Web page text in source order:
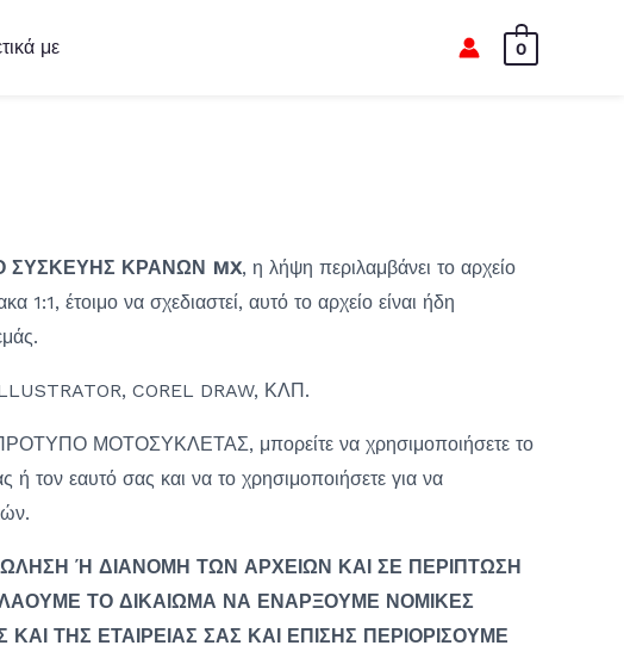
με 0
ΣΥΣΚΕΥΗΣ ΚΡΑΝΩΝ MX, η λήψη περιλαμβάνει το αρχείο
1:1, έτοιμο να σχεδιαστεί, αυτό το αρχείο είναι ήδη
COREL DRAW, ΚΛΠ.
ΠΡΟΤΥΠΟ ΜΟΤΟΣΥΚΛΕΤΑΣ, μπορείτε να χρησιμοποιήσετε το
ή τον εαυτό σας και να το χρησιμοποιήσετε για να
Ή ΔΙΑΝΟΜΗ ΤΩΝ ΑΡΧΕΙΩΝ ΚΑΙ ΣΕ ΠΕΡΙΠΤΩΣΗ
ΤΟ ΔΙΚΑΙΩΜΑ ΝΑ ΕΝΑΡΞΟΥΜΕ ΝΟΜΙΚΕΣ
ΤΗΣ ΕΤΑΙΡΕΙΑΣ ΣΑΣ ΚΑΙ ΕΠΙΣΗΣ ΠΕΡΙΟΡΙΣΟΥΜΕ